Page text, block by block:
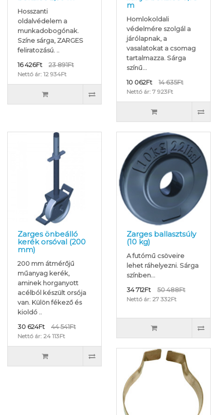
Hosszanti
oldalvédelem a
munkadobogónak.
Színe sárga, ZARGES
feliratozású. ..
16 426Ft
23 891Ft
Nettó ár: 12 934Ft
m
Homlokoldali
védelmére szolgál a
járólapnak, a
vasalatokat a csomag
tartalmazza. Sárga
színű...
10 062Ft
14 635Ft
Nettó ár: 7 923Ft
Zarges önbeálló
kerék orsóval (200
mm)
200 mm átmérőjű
műanyag kerék,
aminek horganyott
acélból készült orsója
van. Külön fékező és
kioldó ..
30 624Ft
44 541Ft
Nettó ár: 24 113Ft
Zarges ballasztsúly
(10 kg)
A futómű csöveire
lehet ráhelyezni. Sárga
színben...
34 712Ft
50 488Ft
Nettó ár: 27 332Ft